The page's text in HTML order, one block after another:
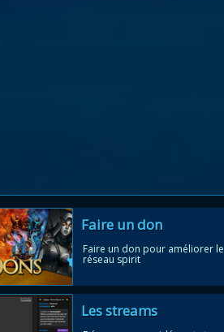
Faire un don
Faire un don pour améliorer le
réseau spirit
Les streams